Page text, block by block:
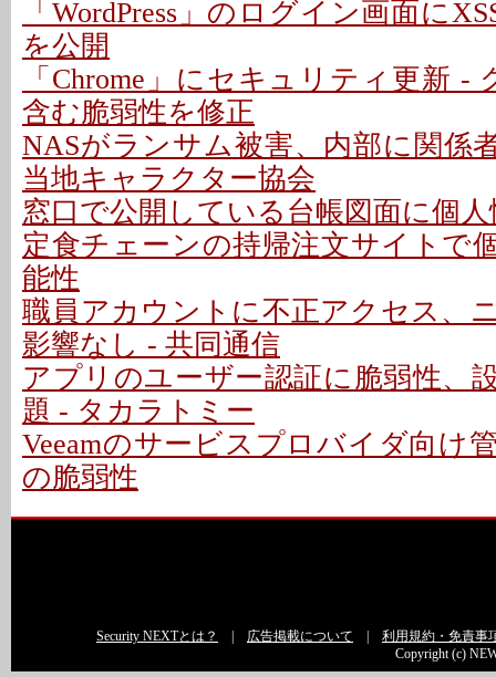
「WordPress」のログイン画面に
を公開
「Chrome」にセキュリティ更新 -
含む脆弱性を修正
NASがランサム被害、内部に関係
当地キャラクター協会
窓口で公開している台帳図面に個
定食チェーンの持帰注文サイトで
能性
職員アカウントに不正アクセス、
影響なし - 共同通信
アプリのユーザー認証に脆弱性、
題 - タカラトミー
Veeamのサービスプロバイダ向け
の脆弱性
Security NEXTとは？ 広告掲載について
利用規約・免責事
Copyright (c)